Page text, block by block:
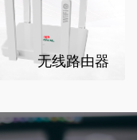
无线路由器